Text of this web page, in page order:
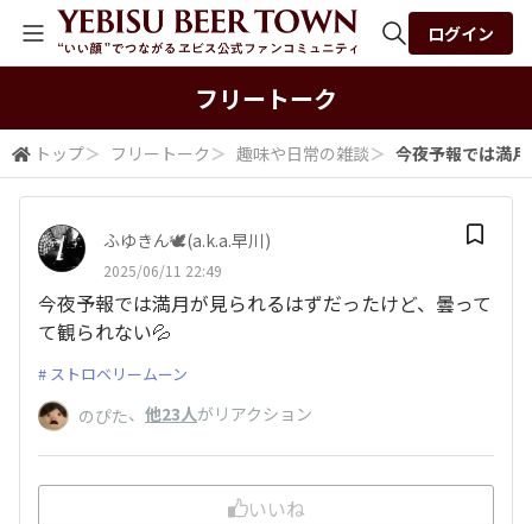
検索
ログイン
フリートーク
トップ＞ フリートーク ＞ 趣味や日常の雑談＞ 今夜予報では満
ふゆきん🕊️(a.k.a.早川)
2025/06/11 22:49
今夜予報では満月が見られるはずだったけど、曇って
て観られない💦
ストロベリームーン
のぴた、 他23人がリアクション
いいね